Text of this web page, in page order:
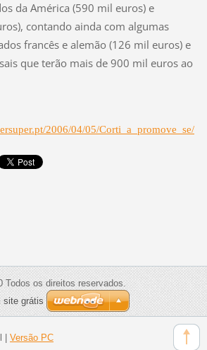
da América (590 mil euros) e
contando ainda com algumas
francês e alemão (126 mil euros) e
que terão mais de 900 mil euros ao
2006/04/05/Corti_a_promove_se/
Todos os direitos reservados.
site grátis
Versão PC